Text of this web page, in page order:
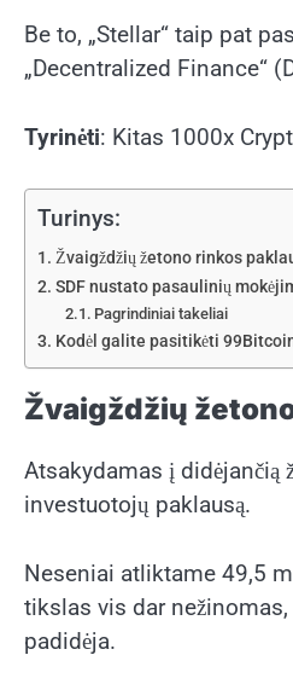
Be to, „Stellar“ taip pat
„Decentralized Finance“
Tyrinėti: Kitas 1000x
Turinys:
Žvaigždžių žetono rinkos
SDF nustato pasaulinių
Pagrindiniai takeliai
Kodėl galite pasitikėti
Žvaigždžių
Atsakydamas į didėjančią
investuotojų paklausą.
Neseniai atliktame 49,5
tikslas vis dar
padidėja.